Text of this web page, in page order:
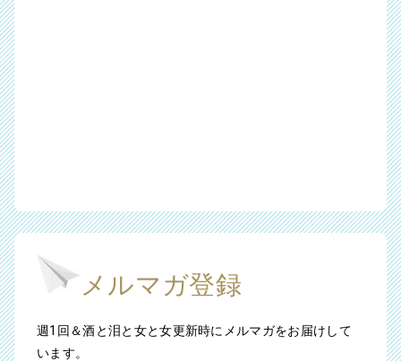
メルマガ登録
週1回＆酒と泪と女と女更新時にメルマガをお届けして
います。